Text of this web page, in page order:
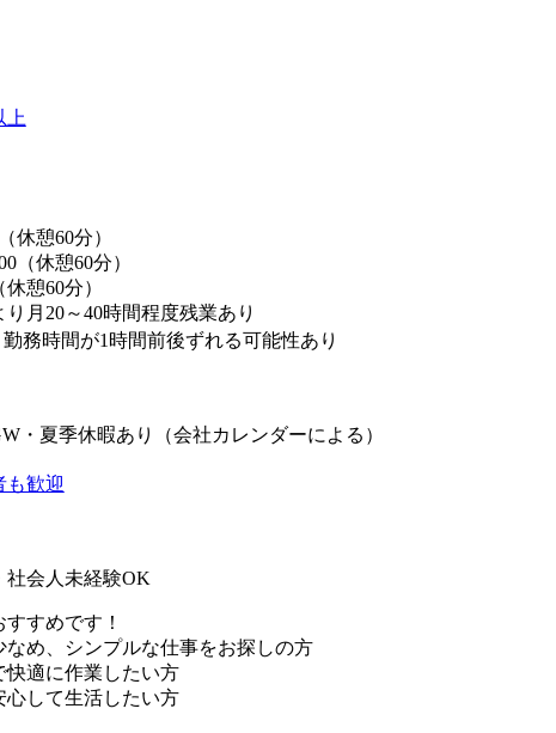
上
休憩60分）
（休憩60分）
憩60分）
月20～40時間程度残業あり
務時間が1時間前後ずれる可能性あり
・夏季休暇あり（会社カレンダーによる）
も歓迎
会人未経験OK
すめです！
なめ、シンプルな仕事をお探しの方
快適に作業したい方
心して生活したい方